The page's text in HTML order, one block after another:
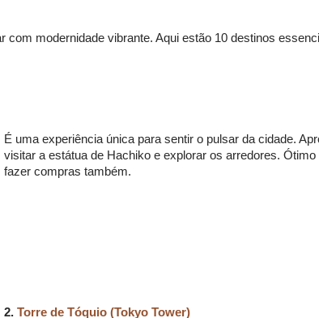
com modernidade vibrante. Aqui estão 10 destinos
É uma experiência única para sentir o pulsar da cidade.
visitar a estátua de Hachiko e explorar os arredores. Ótimo
fazer compras também.
2. Torre de Tóquio (Tokyo Tower)